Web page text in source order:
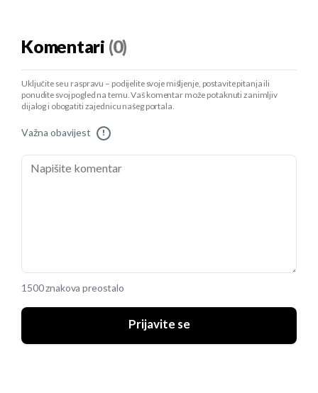
Komentari (0)
Uključite se u raspravu – podijelite svoje mišljenje, postavite pitanja ili
ponudite svoj pogled na temu. Vaš komentar može potaknuti zanimljiv
dijalog i obogatiti zajednicu našeg portala.
Važna obavijest !
1500 znakova preostalo
Prijavite se